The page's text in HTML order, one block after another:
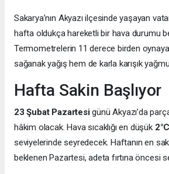
Sakarya’nın Akyazı ilçesinde yaşayan
hafta oldukça hareketli bir hava durumu
Termometrelerin 11 derece birden
sağanak yağış hem de karla karışık yağmur
Hafta Sakin Başlıyor
23 Şubat Pazartesigünü Akyazı’da
hâkim olacak. Hava sıcaklığı en düşük
seviyelerinde seyredecek. Haftanın en
beklenen Pazartesi, adeta fırtına öncesi